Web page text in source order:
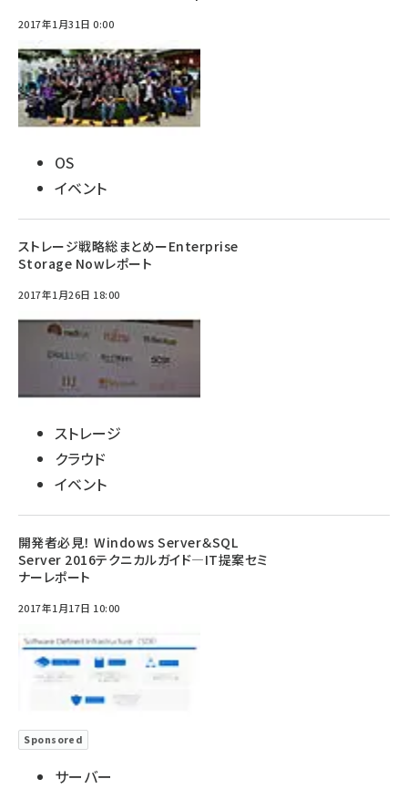
2017年1月31日 0:00
OS
イベント
ストレージ戦略総まとめーEnterprise
Storage Nowレポート
2017年1月26日 18:00
ストレージ
クラウド
イベント
開発者必見！ Windows Server＆SQL
Server 2016テクニカルガイド―IT提案セミ
ナーレポート
2017年1月17日 10:00
Sponsored
サーバー